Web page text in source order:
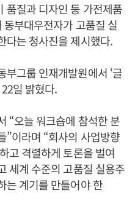
품질과 디자인 등 가전제품
부대우전자가 고품질 실
다는 청사진을 제시했다.
그룹 인재개발원에서 ‘글
일 밝혔다.
“오늘 워크숍에 참석한 분
”이라며 “회사의 사업방향
고 격렬하게 토론을 벌여
세계 수준의 고품질 실용주
는 계기를 만들어야 한